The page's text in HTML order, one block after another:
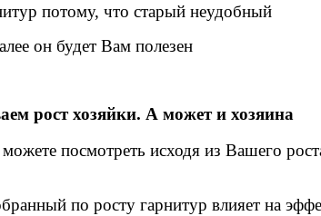
потому, что старый неудобный
он будет Вам полезен
рост хозяйки. А может и хозяина
посмотреть исходя из Вашего
по росту гарнитур влияет на